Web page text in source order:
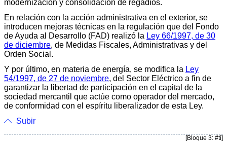
modernización y consolidación de regadíos.
En relación con la acción administrativa en el exterior, se
introducen mejoras técnicas en la regulación que del Fondo
de Ayuda al Desarrollo (FAD) realizó la Ley 66/1997, de 30
de diciembre, de Medidas Fiscales, Administrativas y del
Orden Social.
Y por último, en materia de energía, se modifica la Ley
54/1997, de 27 de noviembre, del Sector Eléctrico a fin de
garantizar la libertad de participación en el capital de la
sociedad mercantil que actúe como operador del mercado,
de conformidad con el espíritu liberalizador de esta Ley.
Subir
[Bloque 3: #ti]